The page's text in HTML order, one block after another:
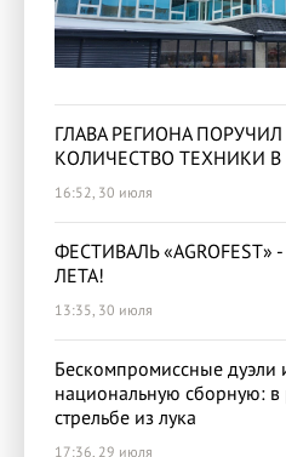
ГЛАВА РЕГИОНА
КОЛИЧЕСТВО ТЕХНИКИ
16:52, 30 июля
ФЕСТИВАЛЬ
ЛЕТА!
13:35, 30 июля
Бескомпромиссные дуэли
национальную сборную: в
стрельбе из лука
17:36, 29 июля